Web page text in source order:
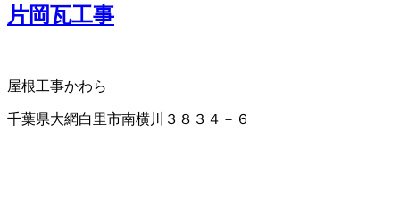
片岡瓦工事
屋根工事かわら
千葉県大網白里市南横川３８３４－６